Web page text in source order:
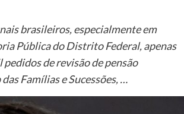
brasileiros, especialmente em
Pública do Distrito Federal, apenas
de revisão de pensão
Famílias e Sucessões, …